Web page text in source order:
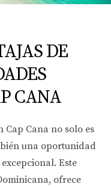
DE
CANA
Cana no solo es
una oportunidad
Este
ofrece